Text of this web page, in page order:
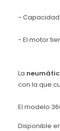
-
- El motor
La
con la que
El modelo
Disponible